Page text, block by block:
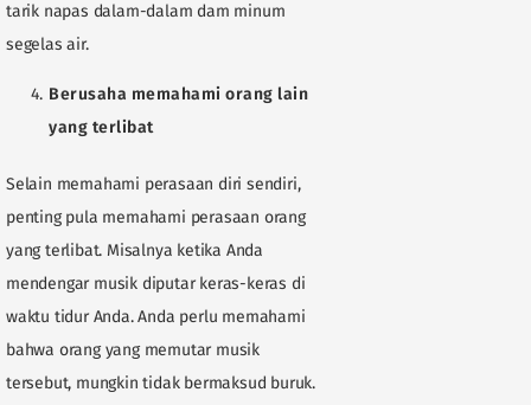
tarik napas dalam-dalam dam minum
segelas air.
Berusaha memahami orang lain
yang terlibat
Selain memahami perasaan diri sendiri,
penting pula memahami perasaan orang
yang terlibat. Misalnya ketika Anda
mendengar musik diputar keras-keras di
waktu tidur Anda. Anda perlu memahami
bahwa orang yang memutar musik
tersebut, mungkin tidak bermaksud buruk.